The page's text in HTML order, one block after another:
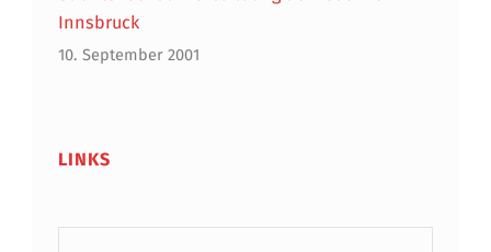
Innsbruck
10. September 2001
LINKS